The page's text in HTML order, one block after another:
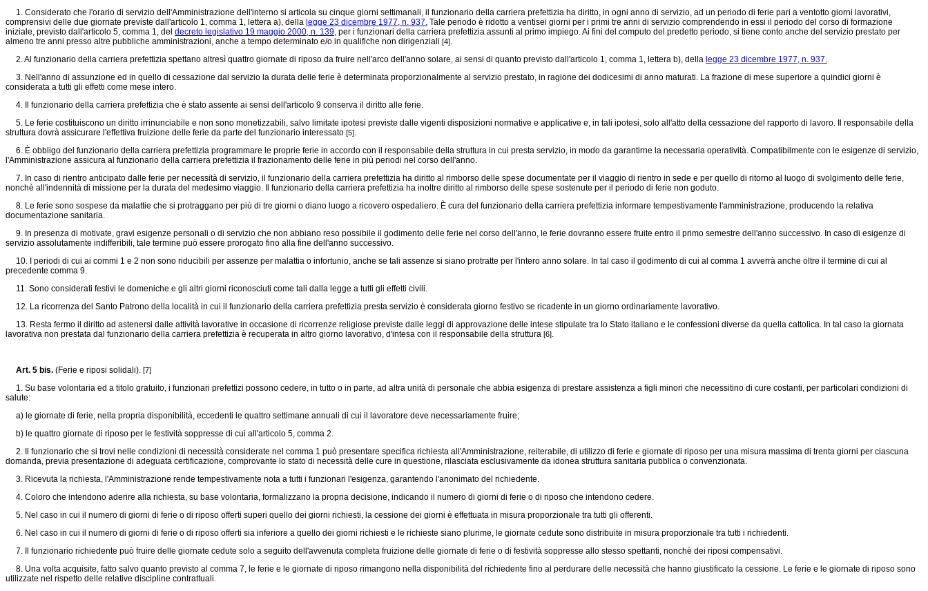
1. Considerato che l'orario di servizio dell'Amministrazione dell'interno si articola su cinque giorni settimanali, il funzionario della carriera prefettizia ha diritto, in ogni anno di servizio, ad un periodo di ferie pari a ventotto giorni lavorativi,
comprensivi delle due giornate previste dall'articolo 1, comma 1, lettera a), della legge 23 dicembre 1977, n. 937. Tale periodo è ridotto a ventisei giorni per i primi tre anni di servizio comprendendo in essi il periodo del corso di formazione
iniziale, previsto dall'articolo 5, comma 1, del decreto legislativo 19 maggio 2000, n. 139, per i funzionari della carriera prefettizia assunti al primo impiego. Ai fini del computo del predetto periodo, si tiene conto anche del servizio prestato per
almeno tre anni presso altre pubbliche amministrazioni, anche a tempo determinato e/o in qualifiche non dirigenziali [4].
2. Al funzionario della carriera prefettizia spettano altresì quattro giornate di riposo da fruire nell'arco dell'anno solare, ai sensi di quanto previsto dall'articolo 1, comma 1, lettera b), della legge 23 dicembre 1977, n. 937.
3. Nell'anno di assunzione ed in quello di cessazione dal servizio la durata delle ferie è determinata proporzionalmente al servizio prestato, in ragione dei dodicesimi di anno maturati. La frazione di mese superiore a quindici giorni è
considerata a tutti gli effetti come mese intero.
4. Il funzionario della carriera prefettizia che è stato assente ai sensi dell'articolo 9 conserva il diritto alle ferie.
5. Le ferie costituiscono un diritto irrinunciabile e non sono monetizzabili, salvo limitate ipotesi previste dalle vigenti disposizioni normative e applicative e, in tali ipotesi, solo all'atto della cessazione del rapporto di lavoro. Il responsabile della
struttura dovrà assicurare l'effettiva fruizione delle ferie da parte del funzionario interessato [5].
6. È obbligo del funzionario della carriera prefettizia programmare le proprie ferie in accordo con il responsabile della struttura in cui presta servizio, in modo da garantirne la necessaria operatività. Compatibilmente con le esigenze di servizio,
l'Amministrazione assicura al funzionario della carriera prefettizia il frazionamento delle ferie in più periodi nel corso dell'anno.
7. In caso di rientro anticipato dalle ferie per necessità di servizio, il funzionario della carriera prefettizia ha diritto al rimborso delle spese documentate per il viaggio di rientro in sede e per quello di ritorno al luogo di svolgimento delle ferie,
nonchè all'indennità di missione per la durata del medesimo viaggio. Il funzionario della carriera prefettizia ha inoltre diritto al rimborso delle spese sostenute per il periodo di ferie non goduto.
8. Le ferie sono sospese da malattie che si protraggano per più di tre giorni o diano luogo a ricovero ospedaliero. È cura del funzionario della carriera prefettizia informare tempestivamente l'amministrazione, producendo la relativa
documentazione sanitaria.
9. In presenza di motivate, gravi esigenze personali o di servizio che non abbiano reso possibile il godimento delle ferie nel corso dell'anno, le ferie dovranno essere fruite entro il primo semestre dell'anno successivo. In caso di esigenze di
servizio assolutamente indifferibili, tale termine può essere prorogato fino alla fine dell'anno successivo.
10. I periodi di cui ai commi 1 e 2 non sono riducibili per assenze per malattia o infortunio, anche se tali assenze si siano protratte per l'intero anno solare. In tal caso il godimento di cui al comma 1 avverrà anche oltre il termine di cui al
precedente comma 9.
11. Sono considerati festivi le domeniche e gli altri giorni riconosciuti come tali dalla legge a tutti gli effetti civili.
12. La ricorrenza del Santo Patrono della località in cui il funzionario della carriera prefettizia presta servizio è considerata giorno festivo se ricadente in un giorno ordinariamente lavorativo.
13. Resta fermo il diritto ad astenersi dalle attività lavorative in occasione di ricorrenze religiose previste dalle leggi di approvazione delle intese stipulate tra lo Stato italiano e le confessioni diverse da quella cattolica. In tal caso la giornata
lavorativa non prestata dal funzionario della carriera prefettizia è recuperata in altro giorno lavorativo, d'intesa con il responsabile della struttura [6].
Art. 5 bis. (Ferie e riposi solidali). [7]
1. Su base volontaria ed a titolo gratuito, i funzionari prefettizi possono cedere, in tutto o in parte, ad altra unità di personale che abbia esigenza di prestare assistenza a figli minori che necessitino di cure costanti, per particolari condizioni di
salute:
a) le giornate di ferie, nella propria disponibilità, eccedenti le quattro settimane annuali di cui il lavoratore deve necessariamente fruire;
b) le quattro giornate di riposo per le festività soppresse di cui all'articolo 5, comma 2.
2. Il funzionario che si trovi nelle condizioni di necessità considerate nel comma 1 può presentare specifica richiesta all'Amministrazione, reiterabile, di utilizzo di ferie e giornate di riposo per una misura massima di trenta giorni per ciascuna
domanda, previa presentazione di adeguata certificazione, comprovante lo stato di necessità delle cure in questione, rilasciata esclusivamente da idonea struttura sanitaria pubblica o convenzionata.
3. Ricevuta la richiesta, l'Amministrazione rende tempestivamente nota a tutti i funzionari l'esigenza, garantendo l'anonimato del richiedente.
4. Coloro che intendono aderire alla richiesta, su base volontaria, formalizzano la propria decisione, indicando il numero di giorni di ferie o di riposo che intendono cedere.
5. Nel caso in cui il numero di giorni di ferie o di riposo offerti superi quello dei giorni richiesti, la cessione dei giorni è effettuata in misura proporzionale tra tutti gli offerenti.
6. Nel caso in cui il numero di giorni di ferie o di riposo offerti sia inferiore a quello dei giorni richiesti e le richieste siano plurime, le giornate cedute sono distribuite in misura proporzionale tra tutti i richiedenti.
7. Il funzionario richiedente può fruire delle giornate cedute solo a seguito dell'avvenuta completa fruizione delle giornate di ferie o di festività soppresse allo stesso spettanti, nonchè dei riposi compensativi.
8. Una volta acquisite, fatto salvo quanto previsto al comma 7, le ferie e le giornate di riposo rimangono nella disponibilità del richiedente fino al perdurare delle necessità che hanno giustificato la cessione. Le ferie e le giornate di riposo sono
utilizzate nel rispetto delle relative discipline contrattuali.